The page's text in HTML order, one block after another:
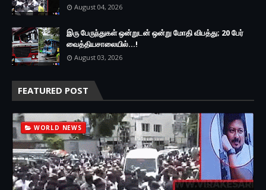
August 04, 2026
இரு ப‍ேருந்துகள் ஒன்றுடன் ஒன்று மோதி விபத்து; 20 பேர்
வைத்தியசாலையில்...!
August 03, 2026
FEATURED POST
WORLD NEWS